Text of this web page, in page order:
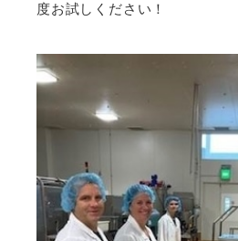
度お試しください！